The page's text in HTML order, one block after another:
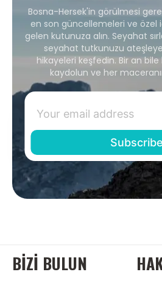
Bosna-Hersek'in görülmesi
en son güncellemeleri ve özel
gelen kutunuza alın. Seyahat
seyahat tutkunuzu
hikayeleri keşfedin. Bir an bile
kaydolun ve her
BIZI BULUN